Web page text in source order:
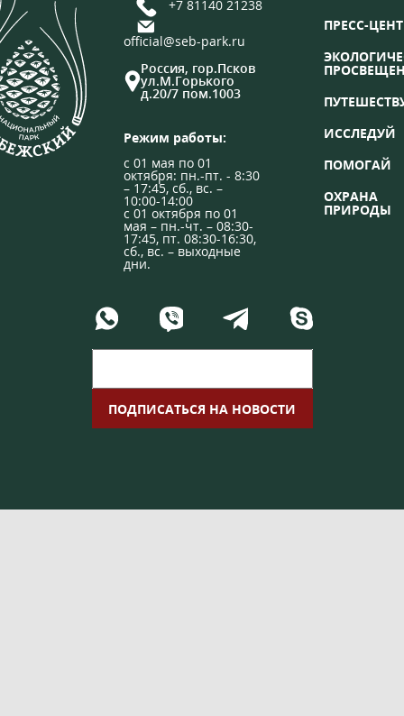
+7 81140 21238
official@seb-park.ru
Россия, гор.Псков
ул.М.Горького
д.20/7 пом.1003
Режим работы:
с 01 мая по 01
октября: пн.-пт. - 8:30
– 17:45, сб., вс. –
10:00-14:00
с 01 октября по 01
мая – пн.-чт. – 08:30-
17:45, пт. 08:30-16:30,
сб., вс. – выходные
дни.
ПРЕСС-
ИССЛЕДУЙ
ПОМОГАЙ
ОХРАНА
ПРИРОДЫ